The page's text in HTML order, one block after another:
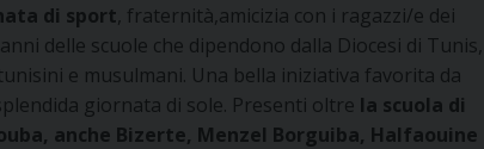
di sport, fraternità,amicizia con i ragazzi/e dei
delle scuole che dipendono dalla Diocesi di Tunis,
e musulmani. Una bella iniziativa favorita da
giornata di sole. Presenti oltre la scuola di
anche Bizerte, Menzel Borguiba, Halfaouine